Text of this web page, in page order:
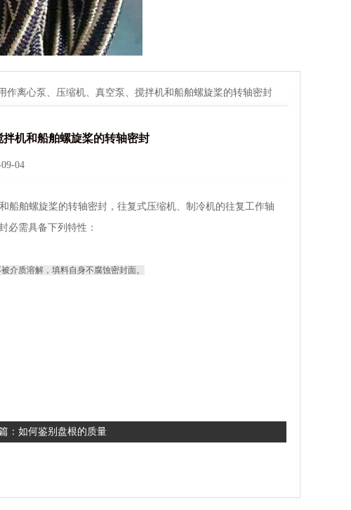
作离心泵、压缩机、真空泵、搅拌机和船舶螺旋桨的转轴密封
机和船舶螺旋桨的转轴密封
04
船舶螺旋桨的转轴密封，往复式压缩机、制冷机的往复工作轴
必需具备下列特性：
质溶解，填料自身不腐蚀密封面。
： 如何鉴别盘根的质量